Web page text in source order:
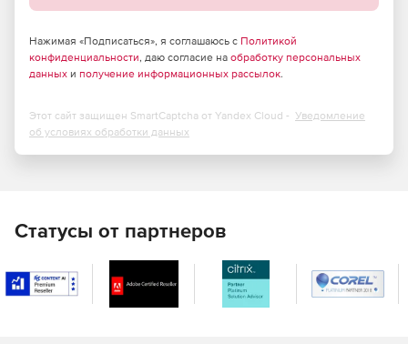
Архитектура и инженерия.
Федеральные, государственные, местные органы
Основные возможности SparkWeave:
Гибкая и безграничная масштабируемость.
SparkWeave позволяет с легкостью подключать новых
Нажимая «Подписаться», я соглашаюсь с Политикой
конфиденциальности, даю согласие на обработку персональных
данных и получение информационных рассылок.
Этот сайт защищен SmartCaptcha от Yandex Cloud - Уведомление
об условиях обработки данных
Статусы от партнеров